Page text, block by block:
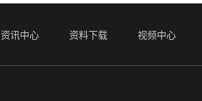
资讯中心 资料下载 视频中心